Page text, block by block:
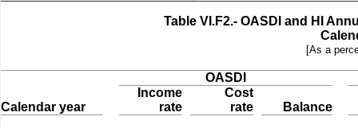
Table VI.F2.- OASDI and HI
[As a
OASDI
Calendar year
Income
rate
Cost
rate
Balance